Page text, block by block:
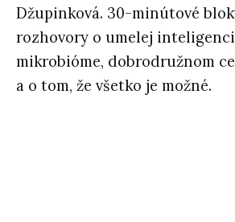
Džupinková. 30-minútové
rozhovory o umelej
mikrobióme, dobrodružnom
a o tom, že všetko je možné.